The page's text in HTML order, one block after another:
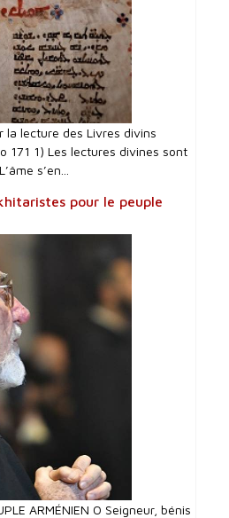
la lecture des Livres divins
171 1) Les lectures divines sont
s’en...
pour le peuple
ARMÉNIEN O Seigneur, bénis